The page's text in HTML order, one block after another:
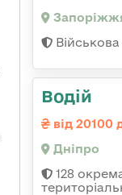
Водій
від 20100
Дніпро
128